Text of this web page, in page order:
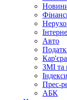
Авто
Кар'єра
ЗМІ та
Індекси
Прес-
АБК